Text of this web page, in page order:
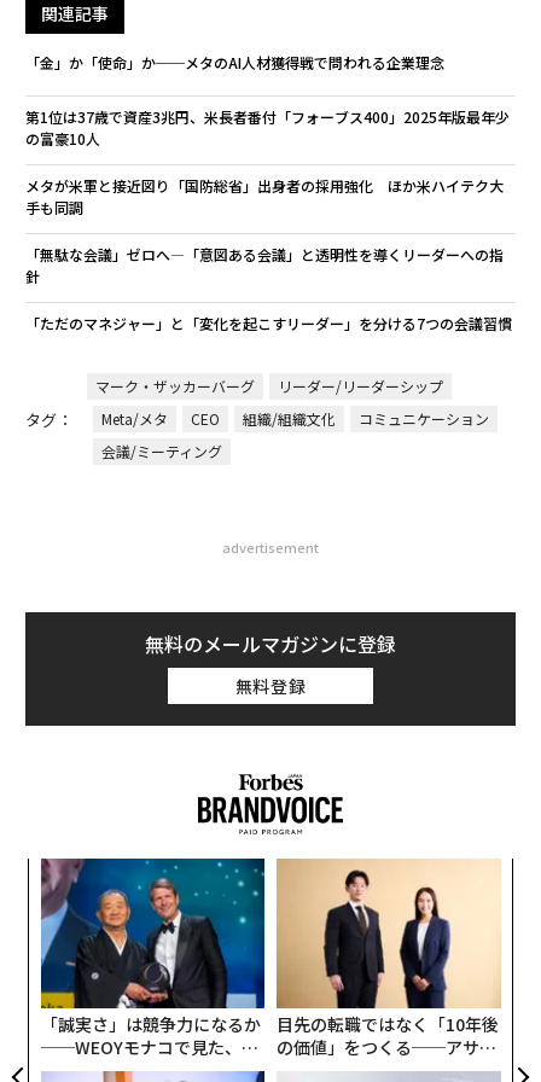
関連記事
「金」か「使命」か──メタのAI人材獲得戦で問われる企業理念
第1位は37歳で資産3兆円、米長者番付「フォーブス400」2025年版最年少
の富豪10人
メタが米軍と接近図り「国防総省」出身者の採用強化 ほか米ハイテク大
手も同調
「無駄な会議」ゼロへ―「意図ある会議」と透明性を導くリーダーへの指
針
「ただのマネジャー」と「変化を起こすリーダー」を分ける7つの会議習慣
タグ：
マーク・ザッカーバーグ
リーダー/リーダーシップ
Meta/メタ
CEO 組織/組織文化
コミュニケーション
会議/ミーティング
advertisement
無料のメールマガジンに登録
無料登録
「誠実さ」は競争力になるか
──WEOYモナコで見た、く
ら寿司の経営哲学
目先の転職ではなく「10年後
の価値」をつくる──アサイ
ンの長期伴走型支援とは